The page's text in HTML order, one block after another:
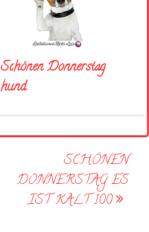
Schönen Donnerstag
hund
SCHÖNEN
DONNERSTAG ES
IST KALT 100